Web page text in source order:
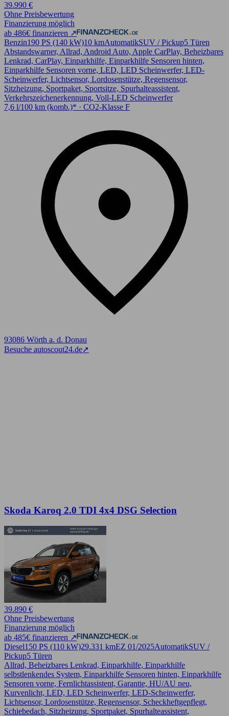
39.990 €
Ohne Preisbewertung
Finanzierung möglich
ab 486€ finanzieren ↗
Benzin190 PS (140 kW)10 kmAutomatikSUV / Pickup5 Türen
Abstandswarner, Allrad, Android Auto, Apple CarPlay, Beheizbares
Lenkrad, CarPlay, Einparkhilfe, Einparkhilfe Sensoren hinten,
Einparkhilfe Sensoren vorne, LED, LED Scheinwerfer, LED-
Scheinwerfer, Lichtsensor, Lordosenstütze, Regensensor,
Sitzheizung, Sportpaket, Sportsitze, Spurhalteassistent,
Verkehrszeichenerkennung, Voll-LED Scheinwerfer
7,6 l/100 km (komb.)* · CO2-Klasse F
93086 Wörth a. d. Donau
Besuche autoscout24.de➚
Skoda Karoq 2.0 TDI 4x4 DSG Selection
39.890 €
Ohne Preisbewertung
Finanzierung möglich
ab 485€ finanzieren ↗
Diesel150 PS (110 kW)29.331 kmEZ 01/2025AutomatikSUV /
Pickup5 Türen
Allrad, Beheizbares Lenkrad, Einparkhilfe, Einparkhilfe
selbstlenkendes System, Einparkhilfe Sensoren hinten, Einparkhilfe
Sensoren vorne, Fernlichtassistent, Garantie, HU/AU neu,
Kurvenlicht, LED, LED Scheinwerfer, LED-Scheinwerfer,
Lichtsensor, Lordosenstütze, Regensensor, Scheckheftgepflegt,
Schiebedach, Sitzheizung, Sportpaket, Spurhalteassistent,